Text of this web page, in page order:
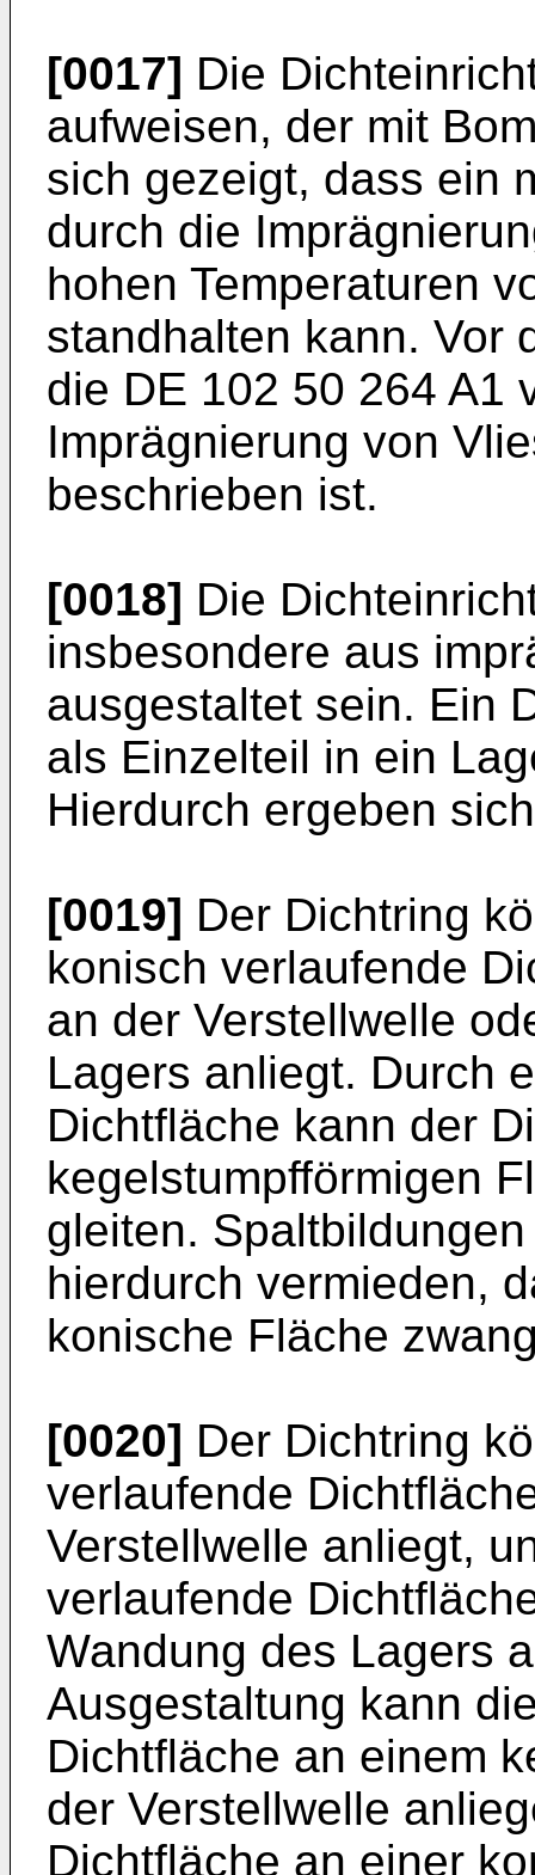
[0017] Die
aufweisen, der mit
sich gezeigt, dass ein
durch die
hohen Temperaturen
standhalten kann. Vor
die DE 102 50 264 A1
Imprägnierung von
beschrieben ist.
[0018] Die
insbesondere aus
ausgestaltet sein. Ein
als Einzelteil in ein
Hierdurch ergeben
[0019] Der Dichtring
konisch verlaufende
an der Verstellwelle
Lagers anliegt. Durch
Dichtfläche kann der
kegelstumpfförmigen
gleiten.
hierdurch vermieden,
konische Fläche
[0020] Der Dichtring
verlaufende
Verstellwelle anliegt,
verlaufende
Wandung des Lagers
Ausgestaltung kann
Dichtfläche an einem
der Verstellwelle
Dichtfläche an einer